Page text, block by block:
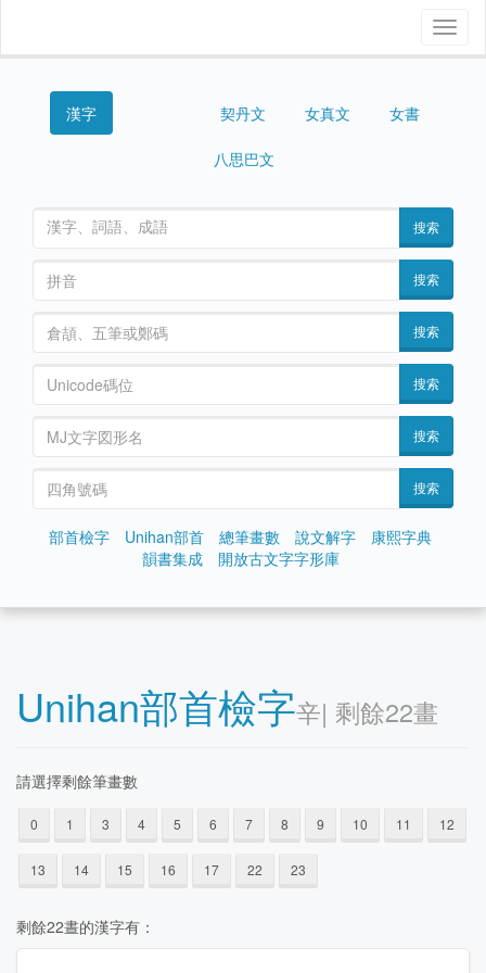
漢字 契丹文 女真文 女書
八思巴文
搜索
搜索
搜索
搜索
搜索
搜索
部首檢字 Unihan部首 總筆畫數 說文解字
康熙字典
韻書集成
開放古文字字形庫
Unihan部首檢字⾟| 剩餘22畫
請選擇剩餘筆畫數
0 1 3 4 5 6 7 8 9 10 11 12
13 14 15 16 17 22 23
剩餘22晝的漢字有：